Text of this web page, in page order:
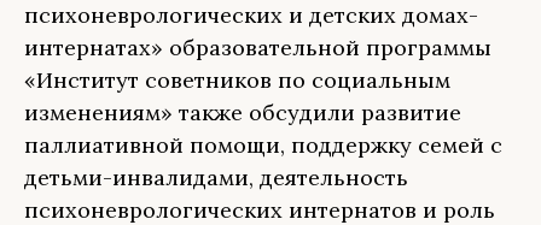
психоневрологических и детских домах-
интернатах» образовательной программы
«Институт советников по социальным
изменениям» также обсудили развитие
паллиативной помощи, поддержку семей с
детьми-инвалидами, деятельность
психоневрологических интернатов и роль